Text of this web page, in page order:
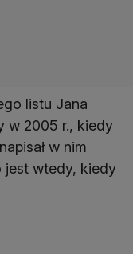
listu Jana
w 2005 r., kiedy
w nim
jest wtedy, kiedy